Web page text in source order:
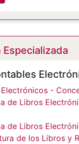
-
de Libros
de Libros
de los Libros y